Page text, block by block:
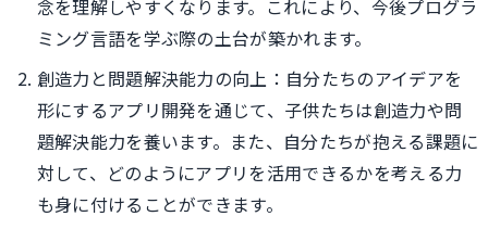
念を理解しやすくなります。これにより、今後プログラ
ミング言語を学ぶ際の土台が築かれます。
創造力と問題解決能力の向上：自分たちのアイデアを
形にするアプリ開発を通じて、子供たちは創造力や問
題解決能力を養います。また、自分たちが抱える課題に
対して、どのようにアプリを活用できるかを考える力
も身に付けることができます。